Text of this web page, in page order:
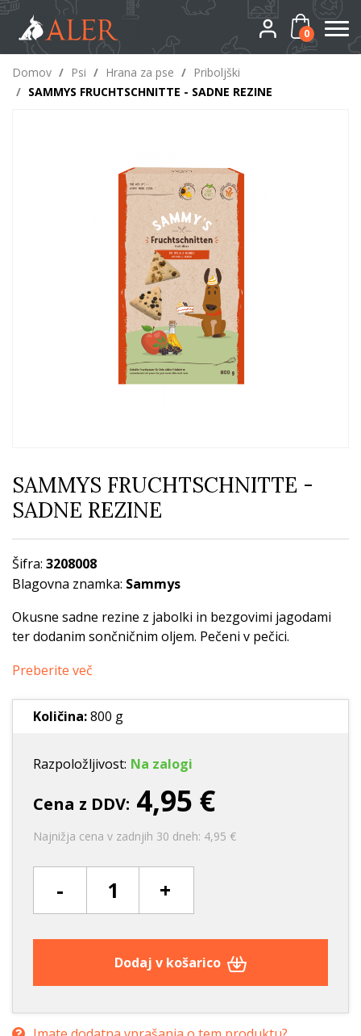
0
Domov / Psi / Hrana za pse / Priboljški
/ SAMMYS FRUCHTSCHNITTE - SADNE REZINE
SAMMYS FRUCHTSCHNITTE -
SADNE REZINE
Šifra: 3208008
Blagovna znamka: Sammys
Okusne sadne rezine z jabolki in bezgovimi jagodami
ter dodanim sončničnim oljem. Pečeni v pečici.
Preberite več
Količina:800 g
Razpoložljivost: Na zalogi
Cena z DDV: 4,95 €
Najnižja cena v zadnjih 30 dneh: 4,95 €
- +
Dodaj v košarico